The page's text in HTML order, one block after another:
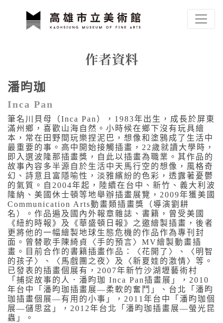
高雄市立美術館
網頁導覽
:::
潘昀珈
Inca Pan
筆名川貝母（Inca Pan），1983年出生，成長於屏東
滿州鄉，喜歡山海自然。小時候在鄉下沒有玩具繪
本，常在田野間玩樂捏泥巴，想像和塗鴉成了生活中
最重要的事。高中開始接觸插畫，22歲就讀大學時，
即入選波隆那插畫獎，自此以插畫為職業。其作品的
故事內容多半源自於生活中天馬行空的想像，風格奇
幻、詩意且富隱喻性，淡雅繽紛的色彩，透露著憂鬱
的氣質。自2004年起，陸續在台中、新竹、義大利波
隆納、美國休士頓等地舉辦插畫展覽，2009年獲美國
Communication Arts動畫類插畫獎（導演劉耕
名）。作品遍及國內外報章雜誌、書籍，曾受美國
《紐約時報》及《華盛頓日報》之邀繪製插畫，後者
更將他的一幅繪製地球生態危機的作品作為專刊封
面。曾替歌手陳綺貞〈手的預言〉MV繪製動畫插
畫。目前合作的書籍插畫作品：〈花開了〉、〈明智
的孩子〉、〈馬戲團之夜〉及〈新夏娃的激情〉等。
已發表的插畫個展有，2007年新竹沙湖壢藝術村
「捕捉故事的人．潘昀珈 Inca Pan插畫展」，2010
年台中「潘昀珈插畫展—柔軟的奮鬥」、台北「潘昀
珈插畫個展—有用的小事」，2011年台中「潘昀珈個
展—儲思盆」，2012年台北「潘昀珈插畫展—螢光昆
蟲」。